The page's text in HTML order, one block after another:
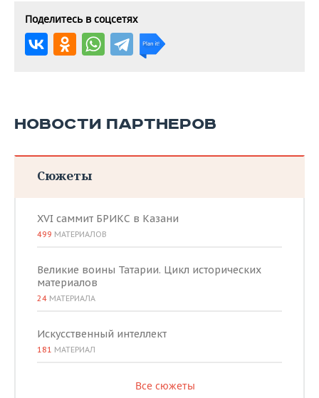
Поделитесь в соцсетях
НОВОСТИ ПАРТНЕРОВ
Сюжеты
XVI саммит БРИКС в Казани
499 МАТЕРИАЛОВ
Великие воины Татарии. Цикл исторических
материалов
24 МАТЕРИАЛА
Искусственный интеллект
181 МАТЕРИАЛ
Все сюжеты